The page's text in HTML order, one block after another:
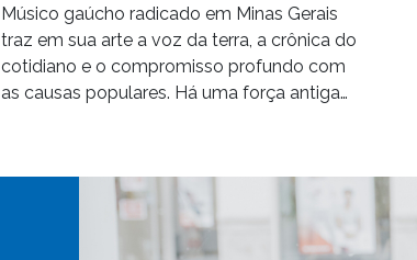
Músico gaúcho radicado em Minas Gerais
traz em sua arte a voz da terra, a crônica do
cotidiano e o compromisso profundo com
as causas populares. Há uma força antiga…